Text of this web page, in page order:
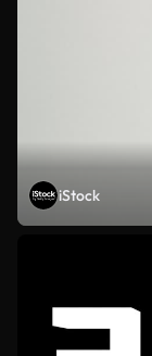
iStock